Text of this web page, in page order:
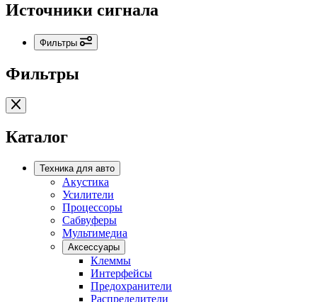
Источники сигнала
Фильтры
Фильтры
Каталог
Техника для авто
Акустика
Усилители
Процессоры
Сабвуферы
Мультимедиа
Аксессуары
Клеммы
Интерфейсы
Предохранители
Распределители